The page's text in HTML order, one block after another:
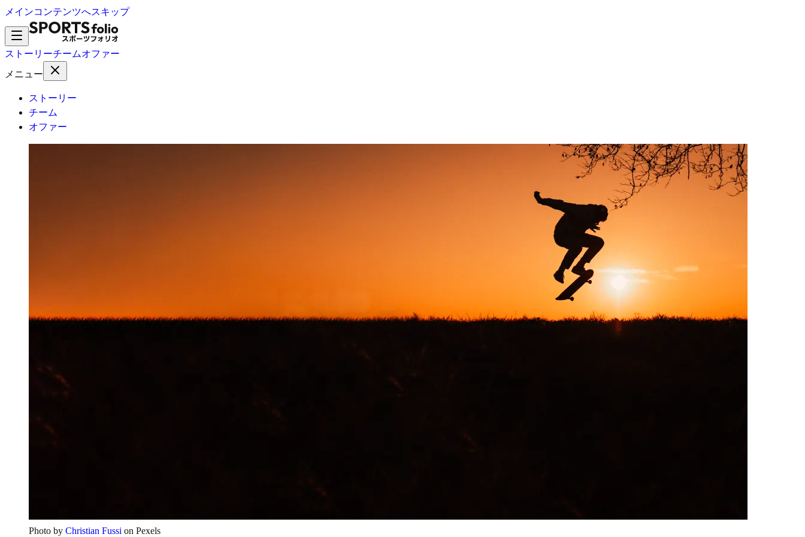
メインコンテンツへスキップ
ストーリーチームオファー
メニュー
ストーリー
チーム
オファー
Photo by Christian Fussi on Pexels